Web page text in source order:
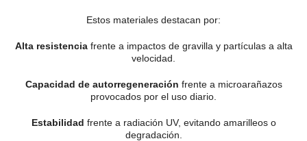
Estos materiales destacan por:
Alta resistenciafrente a impactos de gravilla y partículas a alta
velocidad.
Capacidad de autorregeneración frente a microarañazos
provocados por el uso diario.
Estabilidad frente a radiación UV, evitando amarilleos o
degradación.